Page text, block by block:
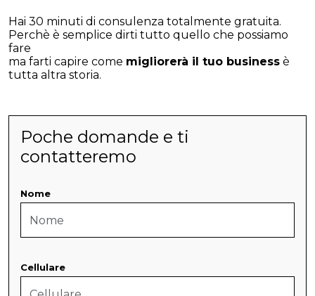
Hai 30 minuti di consulenza totalmente gratuita.
Perchè è semplice dirti tutto quello che possiamo
fare
ma farti capire come migliorerà il tuo business è
tutta altra storia.
Poche domande e ti
contatteremo
Nome
Cellulare